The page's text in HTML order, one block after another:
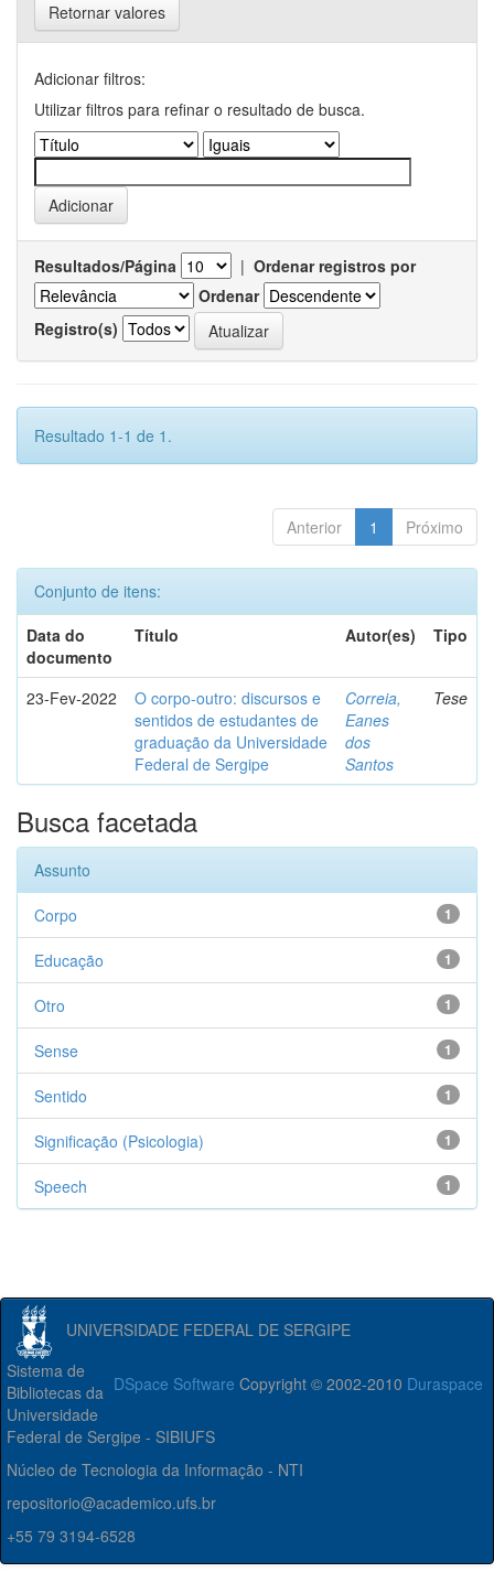
Retornar valores
Adicionar filtros:
Utilizar filtros para refinar o resultado de busca.
Resultados/Página | Ordenar registros por
Ordenar
Registro(s)
Resultado 1-1 de 1.
Anterior 1 Próximo
Conjunto de itens:
Data do
documento
Título Autor(es) Tipo
23-Fev-2022
O corpo-outro: discursos e
sentidos de estudantes de
graduação da Universidade
Federal de Sergipe
Correia,
Eanes
dos
Santos
Tese
Busca facetada
Assunto
1
Corpo
1
Educação
1
Otro
1
Sense
1
Sentido
1
Significação (Psicologia)
1
Speech
UNIVERSIDADE FEDERAL DE SERGIPE
DSpace Software Copyright © 2002-2010 Duraspace
Sistema de
Bibliotecas da
Universidade
Federal de Sergipe - SIBIUFS
Núcleo de Tecnologia da Informação - NTI
repositorio@academico.ufs.br
+55 79 3194-6528